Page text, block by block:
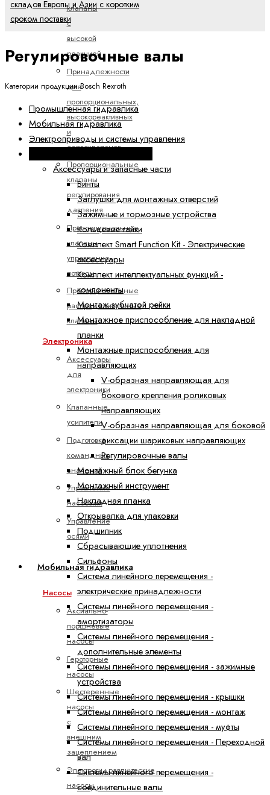
клапаны
с
высокой
реакцией
Принадлежности
для
пропорциональных,
высокореактивных
и
сервоклапанов
Пропорциональные
клапаны
регулирования
давления
Пропорциональные
клапаны
управления
потоком
Пропорциональные
распределительные
клапаны
Электроника
Аксессуары
для
электроники
Клапанные
усилители
Подготовка
командных
значений
Управление
насосами
Управление
осями
Мобильная гидравлика
Насосы
Аксиально-
поршневые
насосы
Героторные
насосы
Шестеренные
насосы
с
внешним
зацеплением
Электрогидравлические
насосы
складов Европы и Азии с коротким
сроком поставки
Регулировочные валы
Категории продукции Bosch Rexroth
Промышленная гидравлика
Мобильная гидравлика
Электроприводы и системы управления
Аксессуары и запасные части
Винты
Заглушки для монтажных отверстий
Зажимные и тормозные устройства
Кольцевые гайки
Комплект Smart Function Kit - Электрические
аксессуары
Комплект интеллектуальных функций -
компоненты
Монтаж зубчатой рейки
Монтажное приспособление для накладной
планки
Монтажные приспособления для
направляющих
V-образная направляющая для
бокового крепления роликовых
направляющих
V-образная направляющая для боковой
фиксации шариковых направляющих
Регулировочные валы
Монтажный блок бегунка
Монтажный инструмент
Накладная планка
Открывалка для упаковки
Подшипник
Сбрасывающие уплотнения
Сильфоны
Система линейного перемещения -
электрические принадлежности
Системы линейного перемещения -
амортизаторы
Системы линейного перемещения -
дополнительные элементы
Системы линейного перемещения - зажимные
устройства
Системы линейного перемещения - крышки
Системы линейного перемещения - монтаж
Системы линейного перемещения - муфты
Системы линейного перемещения - Переходной
вал
Системы линейного перемещения -
соединительные валы